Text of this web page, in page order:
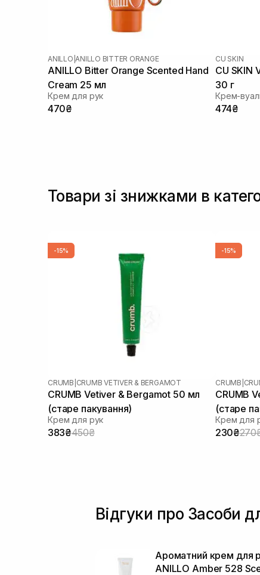
ANILLO ANILLO BITTER ORANGE
ANILLO Bitter Orange Scented Hand
Cream 25 мл
Крем для рук
470₴
CU SKIN
CU SKIN
30 г
474₴
Товари зі знижками в
-15%
CRUMB CRUMB VETIVER & BERGAMOT
CRUMB Vetiver & Bergamot 50 мл
(старе пакування)
Крем для рук
383₴450₴
-15%
CRUMB
CRUMB
(старе
Крем для
230₴
Відгуки про Засоби
Ароматний крем для
ANILLO Amber 528